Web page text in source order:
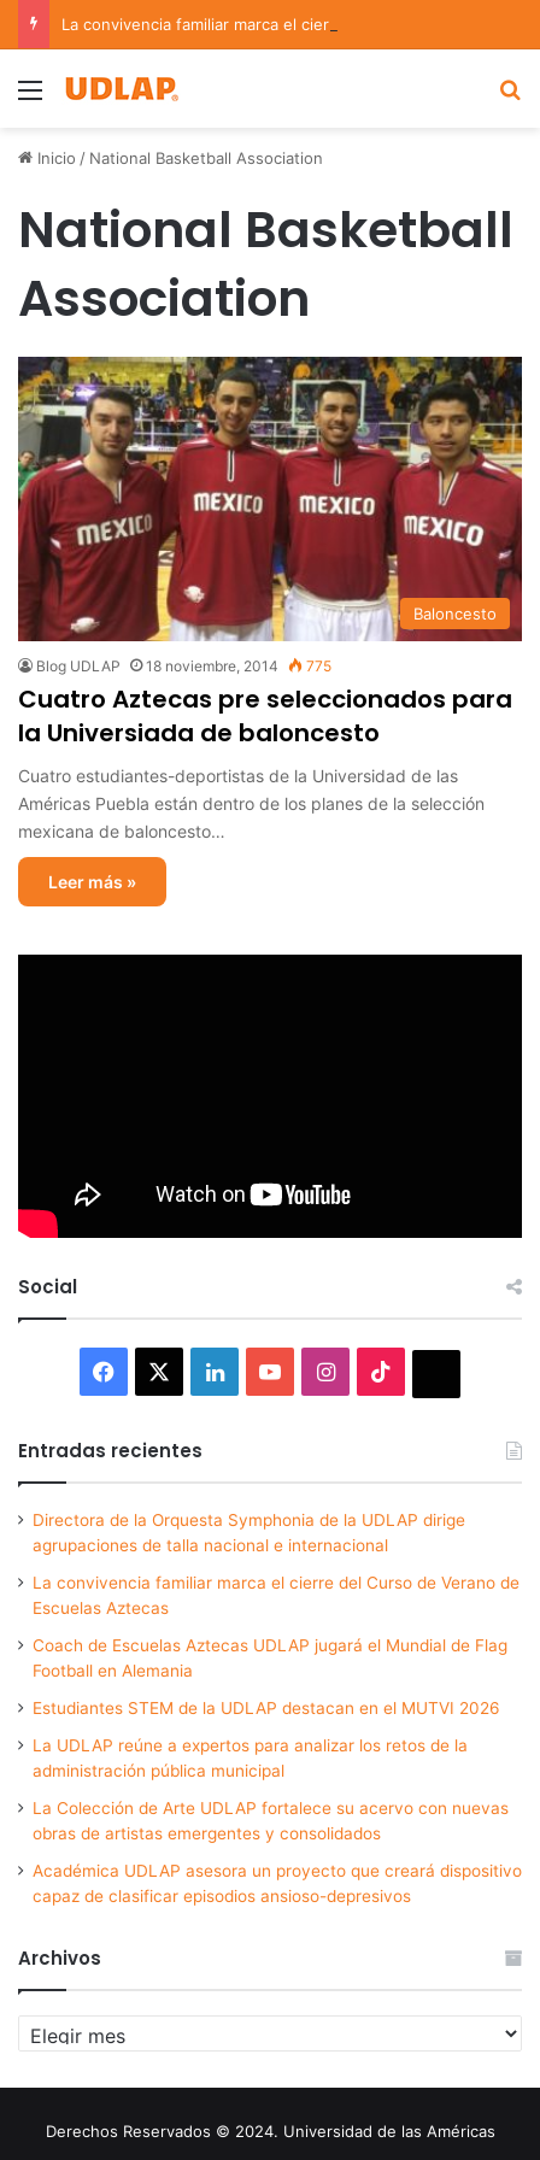
Menu
Inicio / National Basketball Association
National Basketball
Association
Baloncesto
Blog UDLAP 18 noviembre, 2014 775
Cuatro Aztecas pre seleccionados para
la Universiada de baloncesto
Cuatro estudiantes-deportistas de la Universidad de las
Américas Puebla están dentro de los planes de la selección
mexicana de baloncesto…
Leer más »
Social
Facebook LinkedInYouTubeInstagram
Entradas recientes
Directora de la Orquesta Symphonia de la UDLAP dirige
agrupaciones de talla nacional e internacional
La convivencia familiar marca el cierre del Curso de Verano de
Escuelas Aztecas
Coach de Escuelas Aztecas UDLAP jugará el Mundial de Flag
Football en Alemania
Estudiantes STEM de la UDLAP destacan en el MUTVI 2026
La UDLAP reúne a expertos para analizar los retos de la
administración pública municipal
La Colección de Arte UDLAP fortalece su acervo con nuevas
obras de artistas emergentes y consolidados
Académica UDLAP asesora un proyecto que creará dispositivo
capaz de clasificar episodios ansioso-depresivos
Archivos
Archivos
Derechos Reservados © 2024. Universidad de las Américas